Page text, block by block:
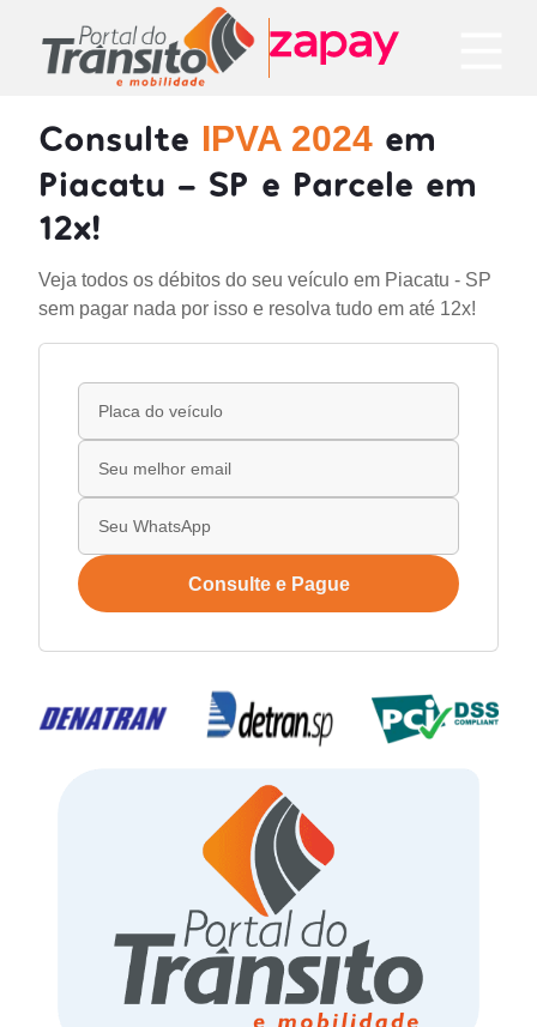
Consulte IPVA 2024 em
Piacatu - SP e Parcele em
12x!
Veja todos os débitos do seu veículo em Piacatu - SP
sem pagar nada por isso e resolva tudo em até 12x!
Consulte e Pague